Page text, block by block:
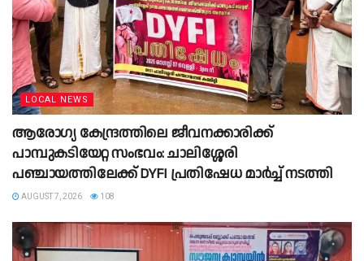
LOCAL NEWS
ആരോഗ്യ കേന്ദ്രത്തിലെ ജീവനക്കാരിക്ക്
പാമ്പുകടിയേറ്റ സംഭവം: ചാലിശ്ശേരി
പഞ്ചായത്തിലേക്ക് DYFI പ്രതിഷേധ മാർച്ച് നടത്തി​
AUGUST 7, 2026 108